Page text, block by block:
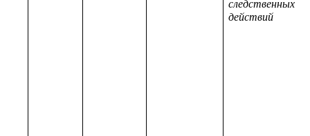
следственных
действий